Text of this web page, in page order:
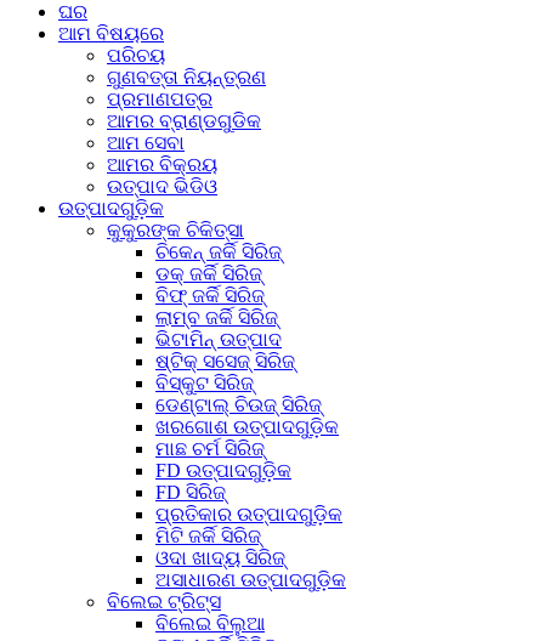
ଘର
ଆମ ବିଷୟରେ
ପରିଚୟ
ଗୁଣବତ୍ତା ନିୟନ୍ତ୍ରଣ
ପ୍ରମାଣପତ୍ର
ଆମର ବ୍ରାଣ୍ଡଗୁଡିକ
ଆମ ସେବା
ଆମର ବିକ୍ରୟ
ଉତ୍ପାଦ ଭିଡିଓ
ଉତ୍ପାଦଗୁଡ଼ିକ
କୁକୁରଙ୍କ ଚିକିତ୍ସା
ଚିକେନ୍ ଜର୍କି ସିରିଜ୍
ଡକ୍ ଜର୍କି ସିରିଜ୍
ବିଫ୍ ଜର୍କି ସିରିଜ୍
ଲାମ୍ବ ଜର୍କି ସିରିଜ୍
ଭିଟାମିନ୍ ଉତ୍ପାଦ
ଷ୍ଟିକ୍ ସସେଜ୍ ସିରିଜ୍
ବିସ୍କୁଟ ସିରିଜ୍
ଡେଣ୍ଟାଲ୍ ଚିଉଜ୍ ସିରିଜ୍
ଖରଗୋଶ ଉତ୍ପାଦଗୁଡ଼ିକ
ମାଛ ଚର୍ମ ସିରିଜ୍
FD ଉତ୍ପାଦଗୁଡ଼ିକ
FD ସିରିଜ୍
ପ୍ରତିକାର ଉତ୍ପାଦଗୁଡ଼ିକ
ମିଟି ଜର୍କି ସିରିଜ୍
ଓଦା ଖାଦ୍ୟ ସିରିଜ୍
ଅସାଧାରଣ ଉତ୍ପାଦଗୁଡ଼ିକ
ବିଲେଇ ଟ୍ରିଟ୍ସ
ବିଲେଇ ବିଲୁଆ